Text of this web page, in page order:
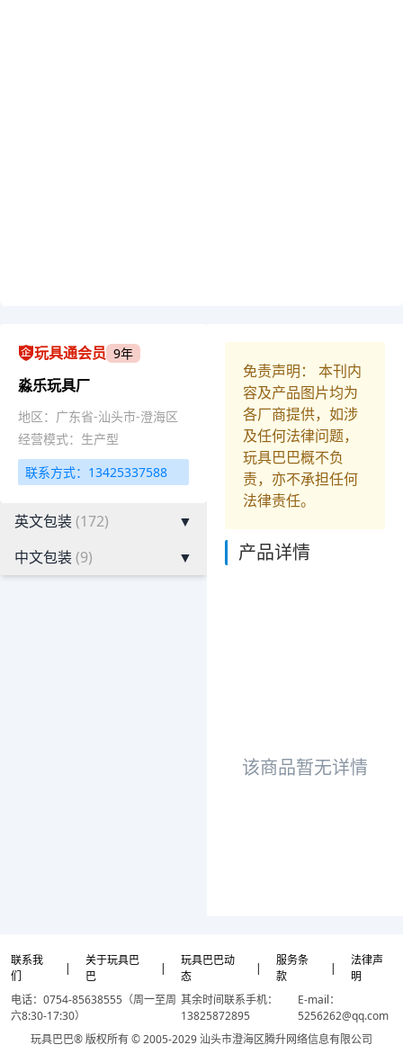
玩具通会员 9年
淼乐玩具厂
地区：广东省-汕头市-澄海区
经营模式：生产型
联系方式：13425337588
英文包装(172)
▼
中文包装(9) ▼
免责声明： 本刊内
容及产品图片均为
各厂商提供，如涉
及任何法律问题，
玩具巴巴概不负
责，亦不承担任何
法律责任。
产品详情
该商品暂无详情
联系我
们
|
关于玩具巴
巴
|
玩具巴巴动
态
|
服务条
款
|
法律声
明
电话：0754-85638555（周一至周
六8:30-17:30）
其余时间联系手机：
13825872895
E-mail：
5256262@qq.com
玩具巴巴® 版权所有 © 2005-2029 汕头市澄海区腾升网络信息有限公司